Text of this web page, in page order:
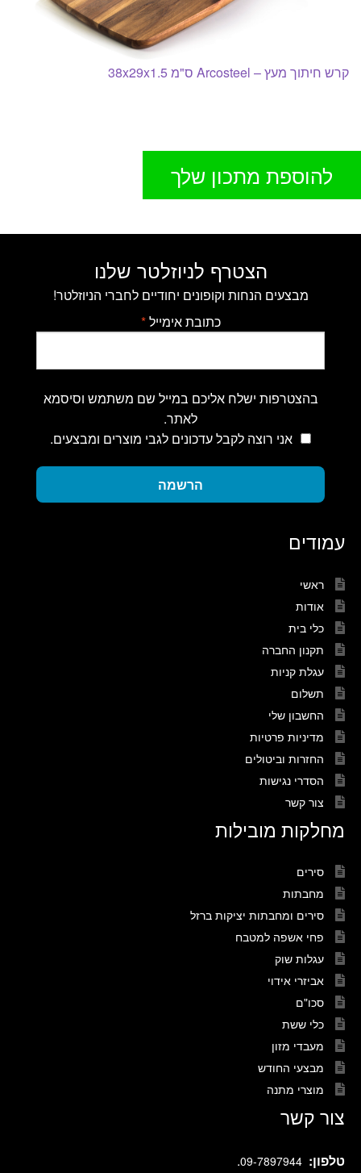
קרש חיתוך מעץ – Arcosteel ס"מ 38x29x1.5
להוספת מתכון שלך
הצטרף לניוזלטר שלנו
מבצעים הנחות וקופונים יחודיים לחברי הניוזלטר!
כתובת אימייל*
בהצטרפות ישלח אליכם במייל שם משתמש וסיסמא
לאתר.
אני רוצה לקבל עדכונים לגבי מוצרים ומבצעים.
הרשמה
עמודים
ראשי
אודות
כלי בית
תקנון החברה
עגלת קניות
תשלום
החשבון שלי
מדיניות פרטיות
החזרות וביטולים
הסדרי נגישות
צור קשר
מחלקות מובילות
סירים
מחבתות
סירים ומחבתות יציקות ברזל
פחי אשפה למטבח
עגלות שוק
אביזרי אידוי
סכו"ם
כלי ששת
מעבדי מזון
מבצעי החודש
מוצרי מתנה
צור קשר
טלפון: 09-7897944
.